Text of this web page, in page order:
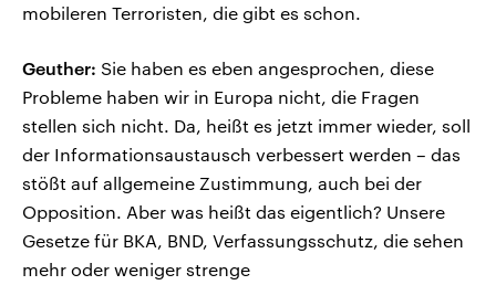
mobileren Terroristen, die gibt es schon.
Geuther: Sie haben es eben angesprochen, diese
Probleme haben wir in Europa nicht, die Fragen
stellen sich nicht. Da, heißt es jetzt immer wieder, soll
der Informationsaustausch verbessert werden – das
stößt auf allgemeine Zustimmung, auch bei der
Opposition. Aber was heißt das eigentlich? Unsere
Gesetze für BKA, BND, Verfassungsschutz, die sehen
mehr oder weniger strenge